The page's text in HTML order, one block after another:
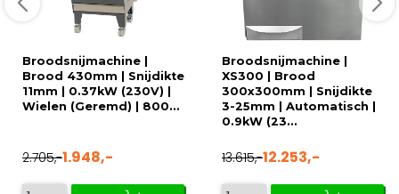
Broodsnijmachine |
Brood 430mm | Snijdikte
11mm | 0.37kW (230V) |
Wielen (Geremd) | 800...
2.705,-1.948,-
Broodsnijmachine |
XS300 | Brood
300x300mm | Snijdikte
3-25mm | Automatisch |
0.9kW (23...
13.615,-12.253,-